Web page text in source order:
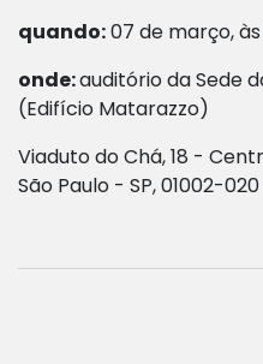
quando:07 de março,
onde:auditório da Sede
(Edifício Matarazzo)
Viaduto do Chá, 18 -
São Paulo - SP, 01002-020